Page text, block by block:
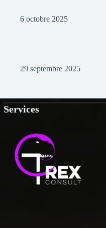
6 octobre 2025
29 septembre 2025
Services